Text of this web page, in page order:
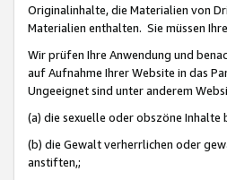
Originalinhalte, die Materialien von
Materialien enthalten. Sie müssen
Wir prüfen Ihre Anwendung und
auf Aufnahme Ihrer Website in das
Ungeeignet sind unter anderem
(a) die sexuelle oder obszöne Inhalte
(b) die Gewalt verherrlichen oder
anstiften,;